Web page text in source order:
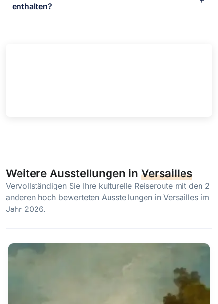
enthalten?
Weitere Ausstellungen in Versailles
Vervollständigen Sie Ihre kulturelle Reiseroute mit den 2
anderen hoch bewerteten Ausstellungen in Versailles im
Jahr 2026.